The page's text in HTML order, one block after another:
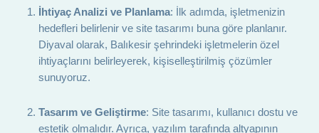
İhtiyaç Analizi ve Planlama: İlk adımda, işletmenizin
hedefleri belirlenir ve site tasarımı buna göre planlanır.
Diyaval olarak, Balıkesir şehrindeki işletmelerin özel
ihtiyaçlarını belirleyerek, kişiselleştirilmiş çözümler
sunuyoruz.
Tasarım ve Geliştirme: Site tasarımı, kullanıcı dostu ve
estetik olmalıdır. Ayrıca, yazılım tarafında altyapının